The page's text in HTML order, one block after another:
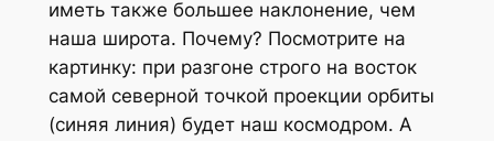
иметь также большее наклонение, чем
наша широта. Почему? Посмотрите на
картинку: при разгоне строго на восток
самой северной точкой проекции орбиты
(синяя линия) будет наш космодром. А